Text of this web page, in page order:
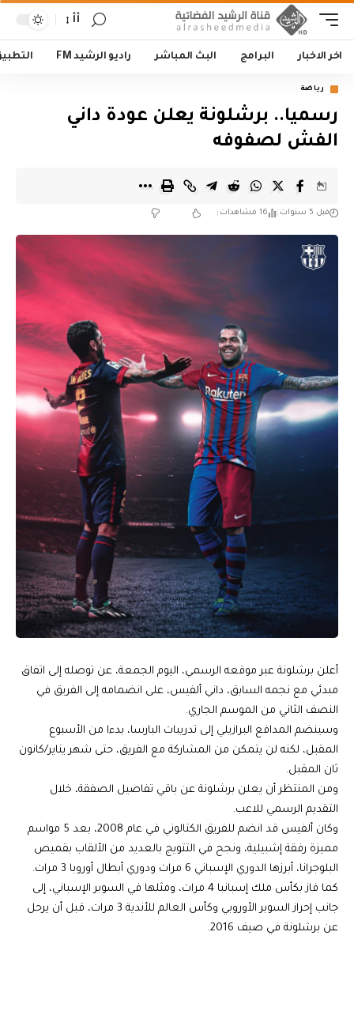
أأ
اخر الاخبار البرامج البث المباشر راديو الرشيد FM
رياضة
رسميا.. برشلونة يعلن عودة داني
الفش لصفوفه
قبل 5 سنوات 16 مشاهدات
أعلن برشلونة عبر موقعه الرسمي، اليوم الجمعة، عن توصله إلى اتفاق
مبدئي مع نجمه السابق، داني ألفيس، على انضمامه إلى الفريق في
النصف الثاني من الموسم الجاري.
وسينضم المدافع البرازيلي إلى تدريبات البارسا، بدءا من الأسبوع
المقبل، لكنه لن يتمكن من المشاركة مع الفريق، حتى شهر يناير/كانون
ثان المقبل.
ومن المنتظر أن يعلن برشلونة عن باقي تفاصيل الصفقة، خلال
التقديم الرسمي للاعب.
وكان ألفيس قد انضم للفريق الكتالوني في عام 2008، بعد 5 مواسم
مميزة رفقة إشبيلية، ونجح في التتويج بالعديد من الألقاب بقميص
البلوجرانا، أبرزها الدوري الإسباني 6 مرات ودوري أبطال أوروبا 3 مرات.
كما فاز بكأس ملك إسبانبا 4 مرات، ومثلها في السوبر الإسباني، إلى
جانب إحراز السوبر الأوروبي وكأس العالم للأندية 3 مرات، قبل أن يرحل
عن برشلونة في صيف 2016.